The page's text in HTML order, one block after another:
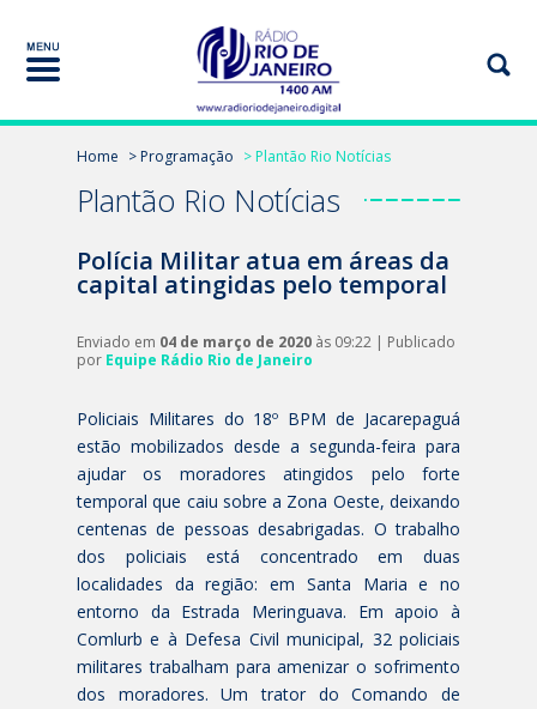
Home > Programação > Plantão Rio Notícias
Plantão Rio Notícias
Polícia Militar atua em áreas da
capital atingidas pelo temporal
Enviado em 04 de março de 2020 às 09:22 | Publicado
por Equipe Rádio Rio de Janeiro
Policiais Militares do 18º BPM de Jacarepaguá
estão mobilizados desde a segunda-feira para
ajudar os moradores atingidos pelo forte
temporal que caiu sobre a Zona Oeste, deixando
centenas de pessoas desabrigadas. O trabalho
dos policiais está concentrado em duas
localidades da região: em Santa Maria e no
entorno da Estrada Meringuava. Em apoio à
Comlurb e à Defesa Civil municipal, 32 policiais
militares trabalham para amenizar o sofrimento
dos moradores. Um trator do Comando de